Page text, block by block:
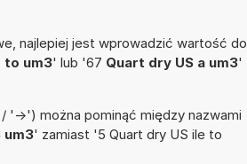
najlepiej jest wprowadzić wartość do
to um3' lub '67 Quart dry US a um3'
>') można pominąć między nazwami
um3' zamiast '5 Quart dry US ile to